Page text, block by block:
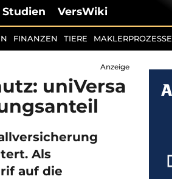
Studien VersWiki
FINANZEN TIERE MAKLERPROZESSE
Anzeige
uniVersa
Als
auf die